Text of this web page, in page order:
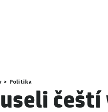
> Politika